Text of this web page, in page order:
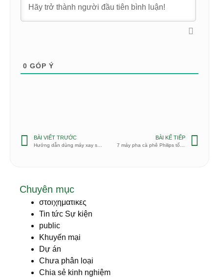
0 GÓP Ý
BÀI VIẾT TRƯỚC BÀI KẾ TIẾP
Chuyên mục
στοιχηματικες
Tin tức Sự kiện
public
Khuyến mại
Dự án
Chưa phân loại
Chia sẻ kinh nghiệm